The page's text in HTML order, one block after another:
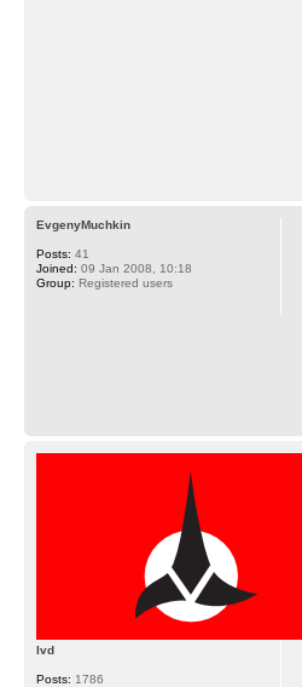
EvgenyMuchkin
Posts: 41
Joined: 09 Jan 2008, 10:18
Group: Registered users
lvd
Posts: 1786